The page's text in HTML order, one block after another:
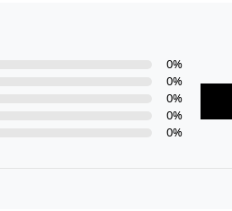
0%
0%
0%
0%
0%